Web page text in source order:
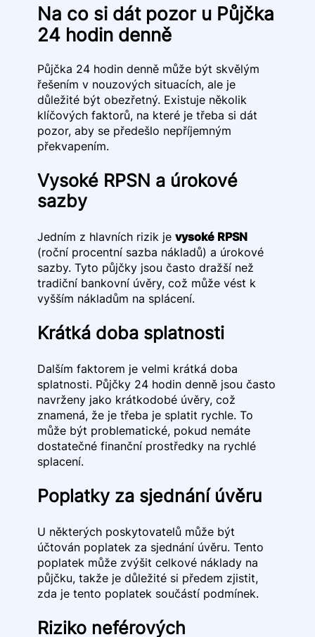
Na co si dát pozor u Půjčka
24 hodin denně
Půjčka 24 hodin denně může být skvělým
řešením v nouzových situacích, ale je
důležité být obezřetný. Existuje několik
klíčových faktorů, na které je třeba si dát
pozor, aby se předešlo nepříjemným
překvapením.
Vysoké RPSN a úrokové
sazby
Jedním z hlavních rizik je vysoké RPSN
(roční procentní sazba nákladů) a úrokové
sazby. Tyto půjčky jsou často dražší než
tradiční bankovní úvěry, což může vést k
vyšším nákladům na splácení.
Krátká doba splatnosti
Dalším faktorem je velmi krátká doba
splatnosti. Půjčky 24 hodin denně jsou často
navrženy jako krátkodobé úvěry, což
znamená, že je třeba je splatit rychle. To
může být problematické, pokud nemáte
dostatečné finanční prostředky na rychlé
splacení.
Poplatky za sjednání úvěru
U některých poskytovatelů může být
účtován poplatek za sjednání úvěru. Tento
poplatek může zvýšit celkové náklady na
půjčku, takže je důležité si předem zjistit,
zda je tento poplatek součástí podmínek.
Riziko neférových